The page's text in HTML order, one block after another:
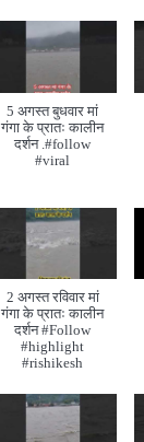
5 अगस्त बुधवार मां
गंगा के प्रातः कालीन
दर्शन .#follow
#viral
2 अगस्त रविवार मां
गंगा के प्रातः कालीन
दर्शन #Follow
#highlight
#rishikesh